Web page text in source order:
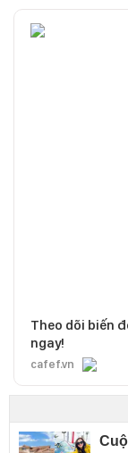
Theo dõi biến
ngay!
cafef.vn